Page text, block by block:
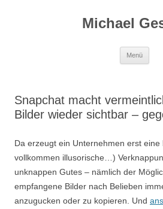
Michael
Menü
Snapchat macht
Bilder wieder sichtbar –
Da erzeugt ein Unternehmen erst eine
vollkommen illusorische…)
unknappen Gutes – nämlich der
empfangene Bilder nach Belieben
anzugucken oder zu kopieren. Und